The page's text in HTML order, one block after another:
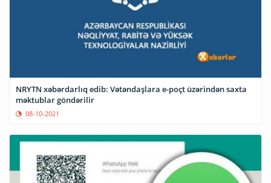
NRYTN xəbərdarlıq edib: Vətəndaşlara e-poçt üzərindən saxta
məktublar göndərilir
08-10-2021